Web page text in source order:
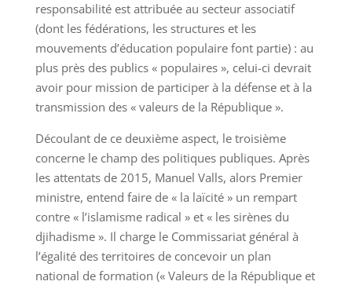
responsabilité est attribuée au secteur associatif
(dont les fédérations, les structures et les
mouvements d’éducation populaire font partie) : au
plus près des publics « populaires », celui-ci devrait
avoir pour mission de participer à la défense et à la
transmission des « valeurs de la République ».
Découlant de ce deuxième aspect, le troisième
concerne le champ des politiques publiques. Après
les attentats de 2015, Manuel Valls, alors Premier
ministre, entend faire de « la laïcité » un rempart
contre « l’islamisme radical » et « les sirènes du
djihadisme ». Il charge le Commissariat général à
l’égalité des territoires de concevoir un plan
national de formation (« Valeurs de la République et